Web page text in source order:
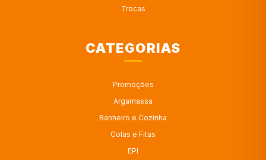
Trocas
CATEGORIAS
Promoções
Argamassa
Banheiro e Cozinha
Colas e Fitas
EPI